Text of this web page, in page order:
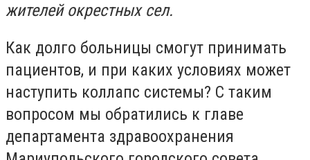
жителей окрестных сел.
Как долго больницы смогут принимать
пациентов, и при каких условиях может
наступить коллапс системы? С таким
вопросом мы обратились к главе
департамента здравоохранения